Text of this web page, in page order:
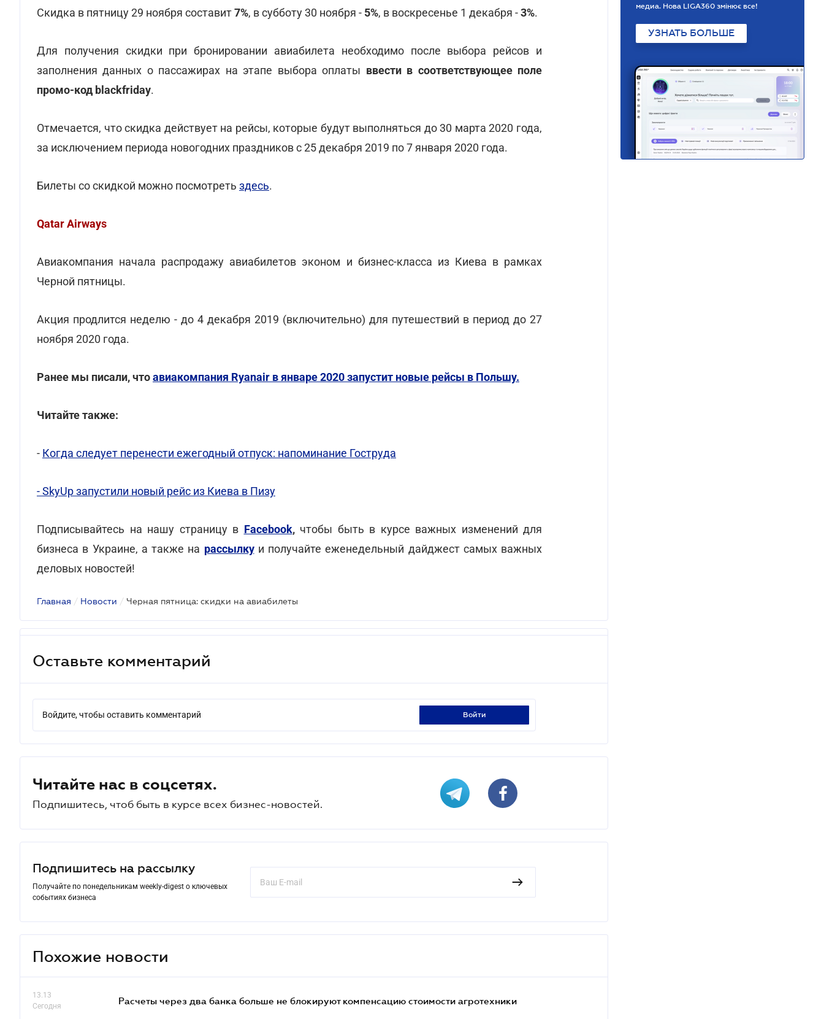
Скидка в пятницу 29 ноября составит7%, в субботу 30 ноября - 5%, в воскресенье 1 декабря -3%.
Для получения скидки при бронировании авиабилета необходимо после выбора рейсов и
заполнения данных о пассажирах на этапе выбора оплаты ввести в соответствующее поле
промо-код blackfriday.
Отмечается, что скидка действует на рейсы, которые будут выполняться до 30 марта 2020 года,
за исключением периода новогодних праздников с 25 декабря 2019 по 7 января 2020 года.
Билеты со скидкой можно посмотреть здесь.
Qatar Airways
Авиакомпания начала распродажу авиабилетов эконом и бизнес-класса из Киева в рамках
Черной пятницы.
Акция продлится неделю - до 4 декабря 2019 (включительно) для путешествий в период до 27
ноября 2020 года.
Ранее мы писали, чтоавиакомпания Ryanair в январе 2020 запустит новые рейсы в Польшу.
Читайте также:
- Когда следует перенести ежегодный отпуск: напоминание Гоструда
- SkyUp запустили новый рейс из Киева в Пизу
Подписывайтесь на нашу страницу в Facebook, чтобы быть в курсе важных изменений для
бизнеса в Украине, а также на рассылкуи получайте еженедельный дайджест самых важных
деловых новостей!
Главная / Новости / Черная пятница: скидки на авиабилеты
Оставьте комментарий
Войдите, чтобы оставить комментарий войти
Читайте нас в соцсетях.
Подпишитесь, чтоб быть в курсе всех бизнес-новостей.
Подпишитесь на рассылку
Получайте по понедельникам weekly-digest о ключевых
событиях бизнеса
Похожие новости
13.13
Сегодня
Расчеты через два банка больше не блокируют компенсацию стоимости агротехники
медиа. Нова LIGA360 змінює все!
УЗНАТЬ БОЛЬШЕ